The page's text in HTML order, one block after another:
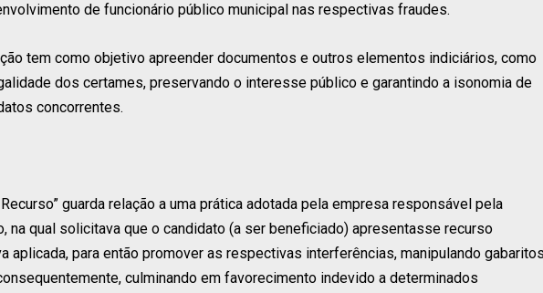
de funcionário público municipal nas respectivas fraudes.
tem como objetivo apreender documentos e outros elementos indiciários, como
dos certames, preservando o interesse público e garantindo a isonomia de
concorrentes.
guarda relação a uma prática adotada pela empresa responsável pela
na qual solicitava que o candidato (a ser beneficiado) apresentasse recurso
aplicada, para então promover as respectivas interferências, manipulando
culminando em favorecimento indevido a determinados